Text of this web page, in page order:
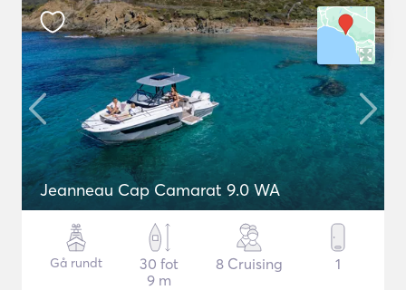
Jeanneau Cap Camarat 9.0 WA
Gå rundt
30 fot
9 m
8 Cruising 1